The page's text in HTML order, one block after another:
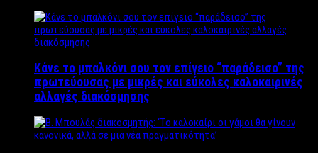
Κάνε το μπαλκόνι σου τον επίγειο “παράδεισο” της
πρωτεύουσας με μικρές και εύκολες καλοκαιρινές
αλλαγές διακόσμησης